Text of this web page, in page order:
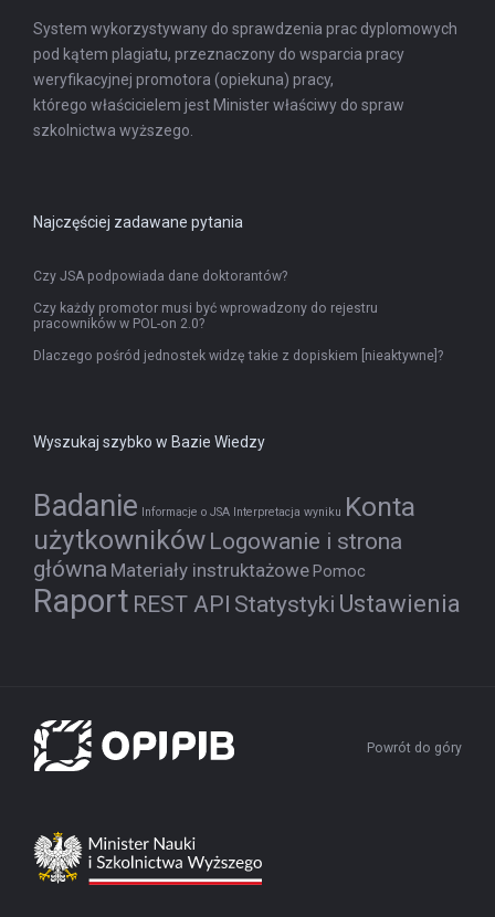
System wykorzystywany do sprawdzenia prac dyplomowych
pod kątem plagiatu, przeznaczony do wsparcia pracy
weryfikacyjnej promotora (opiekuna) pracy,
którego właścicielem jest Minister właściwy do spraw
szkolnictwa wyższego.
Najczęściej zadawane pytania
Czy JSA podpowiada dane doktorantów?
Czy każdy promotor musi być wprowadzony do rejestru
pracowników w POL-on 2.0?
Dlaczego pośród jednostek widzę takie z dopiskiem [nieaktywne]?
Wyszukaj szybko w Bazie Wiedzy
Badanie Informacje o JSA Interpretacja wyniku Konta
użytkowników Logowanie i strona
główna Materiały instruktażowe Pomoc
Raport REST API Statystyki Ustawienia
Powrót do góry